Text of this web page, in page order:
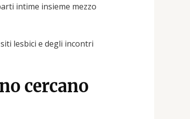
intime insieme mezzo
lesbici e degli incontri
cercano